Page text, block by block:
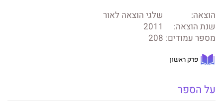
הוצאה:
שלגי הוצאה לאור
שנת הוצאה:
2011
מספר עמודים: 208
פרק ראשון
על הספר